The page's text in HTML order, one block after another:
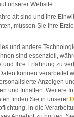
unserer Website.
alt sind und Ihre
müssen Sie Ihre
und andere
sind essenziell,
und Ihre Erfahrung zu
können verarbeitet
Anzeigen
und Inhalten. Weitere
finden Sie in unserer
in die